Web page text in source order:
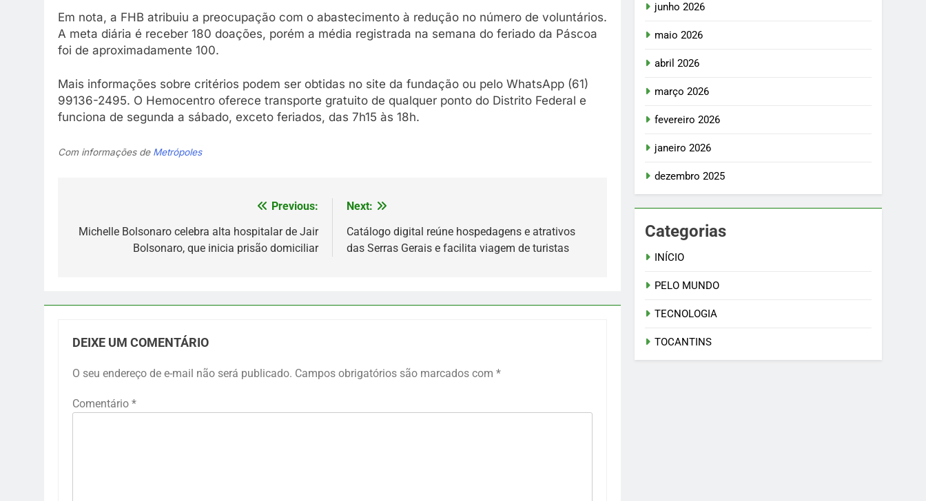
Em nota, a FHB atribuiu a preocupação com o abastecimento à redução no número de voluntários.
A meta diária é receber 180 doações, porém a média registrada na semana do feriado da Páscoa
foi de aproximadamente 100.
Mais informações sobre critérios podem ser obtidas no site da fundação ou pelo WhatsApp (61)
99136-2495. O Hemocentro oferece transporte gratuito de qualquer ponto do Distrito Federal e
funciona de segunda a sábado, exceto feriados, das 7h15 às 18h.
Com informações de Metrópoles
de
Previous:
Michelle Bolsonaro celebra alta hospitalar de Jair
Bolsonaro, que inicia prisão domiciliar
Next:
Catálogo digital reúne hospedagens e atrativos
das Serras Gerais e facilita viagem de turistas
DEIXE UM COMENTÁRIO
O seu endereço de e-mail não será publicado. Campos obrigatórios são marcados com *
Comentário *
junho 2026
maio 2026
abril 2026
março 2026
fevereiro 2026
janeiro 2026
dezembro 2025
Categorias
INÍCIO
PELO MUNDO
TECNOLOGIA
TOCANTINS